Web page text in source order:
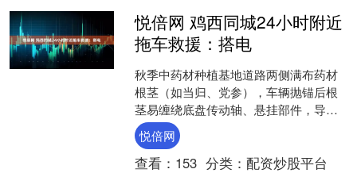
悦倍网 鸡西同城24小时附近
拖车救援：搭电
秋季中药材种植基地道路两侧满布药材
根茎（如当归、党参），车辆抛锚后根
茎易缠绕底盘传动轴、悬挂部件，导致
行驶异响，严重时会损坏传动系统。遇
到这种情况，拨打 400....
悦倍网
查看： 153 分类： 配资炒股平台